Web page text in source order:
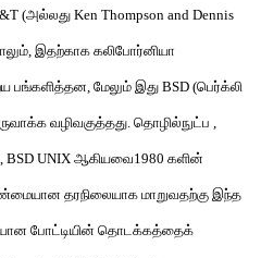
(அல்லது Ken Thompson and Dennis
, இதற்காக கலிபோர்னியா
பங்களித்தன, மேலும் இது BSD (பெர்க்லி
வழிவகுத்தது. தொழில்நுட்ப ,
BSD UNIXஆகியவை1980 களின்
தரநிலையாக மாறுவதற்கு இந்த
போட்டியின் தொடக்கத்தைக்